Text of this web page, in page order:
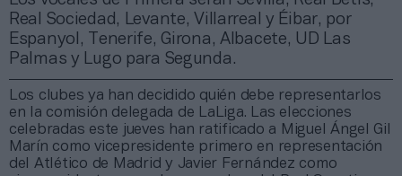
Real Sociedad, Levante, Villarreal y Éibar, por
Espanyol, Tenerife, Girona, Albacete, UD Las
Palmas y Lugo para Segunda.
Los clubes ya han decidido quién debe representarlos
en la comisión delegada de LaLiga. Las elecciones
celebradas este jueves han ratificado a Miguel Ángel Gil
Marín como vicepresidente primero en representación
del Atlético de Madrid y Javier Fernández como